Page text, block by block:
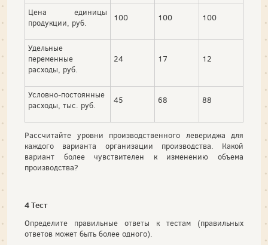
Цена единицы
продукции, руб.
100 100 100
Удельные
переменные
расходы, руб.
24 17 12
Условно-постоянные
расходы, тыс. руб.
45 68 88
Рассчитайте уровни производственного левериджа для
каждого варианта организации производства. Какой
вариант более чувствителен к изменению объема
производства?
4 Тест
Определите правильные ответы к тестам (правильных
ответов может быть более одного).